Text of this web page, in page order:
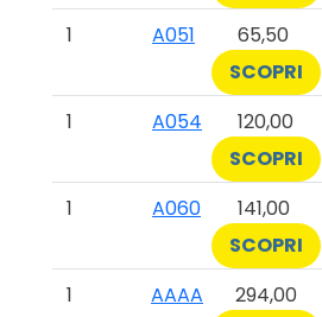
1
A051 65,50
SCOPRI
1
A054 120,00
SCOPRI
1
A060 141,00
SCOPRI
1
AAAA 294,00